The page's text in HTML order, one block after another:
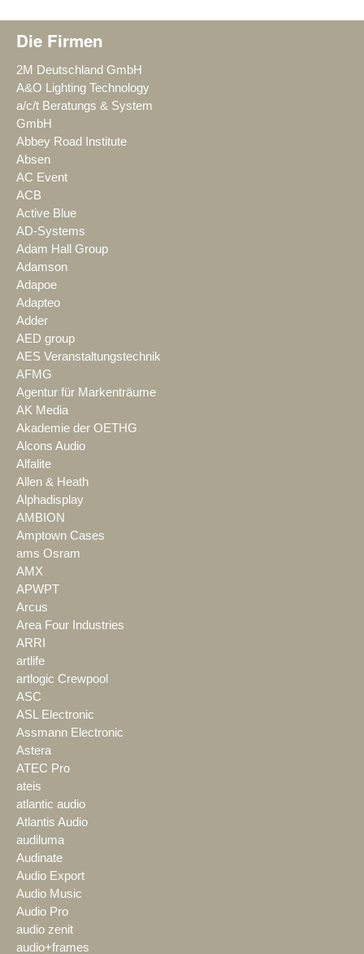
Die Firmen
2M Deutschland GmbH
A&O Lighting Technology
a/c/t Beratungs & System
GmbH
Abbey Road Institute
Absen
AC Event
ACB
Active Blue
AD-Systems
Adam Hall Group
Adamson
Adapoe
Adapteo
Adder
AED group
AES Veranstaltungstechnik
AFMG
Agentur für Markenträume
AK Media
Akademie der OETHG
Alcons Audio
Alfalite
Allen & Heath
Alphadisplay
AMBION
Amptown Cases
ams Osram
AMX
APWPT
Arcus
Area Four Industries
ARRI
artlife
artlogic Crewpool
ASC
ASL Electronic
Assmann Electronic
Astera
ATEC Pro
ateis
atlantic audio
Atlantis Audio
audiluma
Audinate
Audio Export
Audio Music
Audio Pro
audio zenit
audio+frames